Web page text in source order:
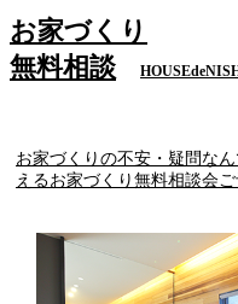
お家づくり
無料相談
お家づくりの不安・疑問な
えるお家づくり無料相談会ご